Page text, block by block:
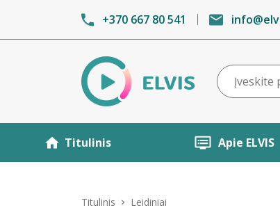
+370 667 80 541
Titulinis Apie ELVIS
Titulinis Leidiniai